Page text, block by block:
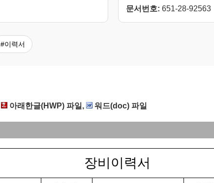
문서번호: 651-28-92563
#이력서
아래한글(HWP) 파일, 워드(doc) 파일
장비이력서